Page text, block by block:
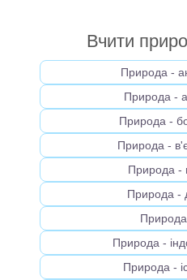
Вчити
Природа -
Природа -
Природа -
Природа -
Природа -
Природа -
Природа
Природа -
Природа -